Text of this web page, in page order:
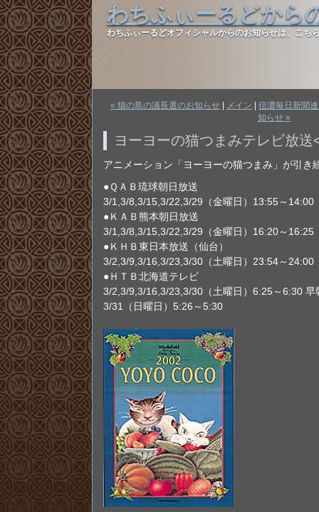
わちふぃーるどから
わちふぃーるどオフィシャルからのお知らせは、こち
« 猫の島の議長選のお知らせ メイン
信濃毎日新聞
知らせ »
ヨーヨーの猫つまみテレビ放
アニメーション「ヨーヨーの猫つまみ」が引き
●ＱＡＢ琉球朝日放送
3/1,3/8,3/15,3/22,3/29（金曜日）13:55～14:00
●ＫＡＢ熊本朝日放送
3/1,3/8,3/15,3/22,3/29（金曜日）16:20～16:25
●ＫＨＢ東日本放送（仙台）
3/2,3/9,3/16,3/23,3/30（土曜日）23:54～24:00
●ＨＴＢ北海道テレビ
3/2,3/9,3/16,3/23,3/30（土曜日）6:25～6:30 早
3/31（日曜日）5:26～5:30